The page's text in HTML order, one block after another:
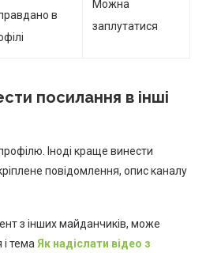
в
Можна
заплутатися
посилання в інші
Іноді краще винести
повідомлення, опис каналу
з інших майданчиків, може
тема Як надіслати відео з